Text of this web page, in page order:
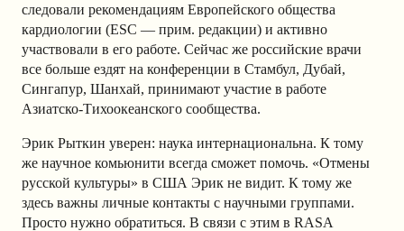
следовали рекомендациям Европейского общества
кардиологии (ESC — прим. редакции) и активно
участвовали в его работе. Сейчас же российские врачи
все больше ездят на конференции в Стамбул, Дубай,
Сингапур, Шанхай, принимают участие в работе
Азиатско-Тихоокеанского сообщества.
Эрик Рыткин уверен: наука интернациональна. К тому
же научное комьюнити всегда сможет помочь. «Отмены
русской культуры» в США Эрик не видит. К тому же
здесь важны личные контакты с научными группами.
Просто нужно обратиться. В связи с этим в RASA